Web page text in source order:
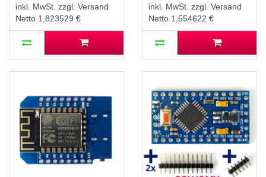
inkl. MwSt. zzgl. Versand
Netto 1,823529 €
inkl. MwSt. zzgl. Versand
Netto 1,554622 €